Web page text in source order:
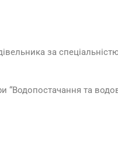
за
“Водопостачання та